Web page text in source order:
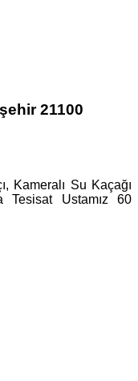
21100
Kameralı Su Kaçağı
Tesisat Ustamız 60